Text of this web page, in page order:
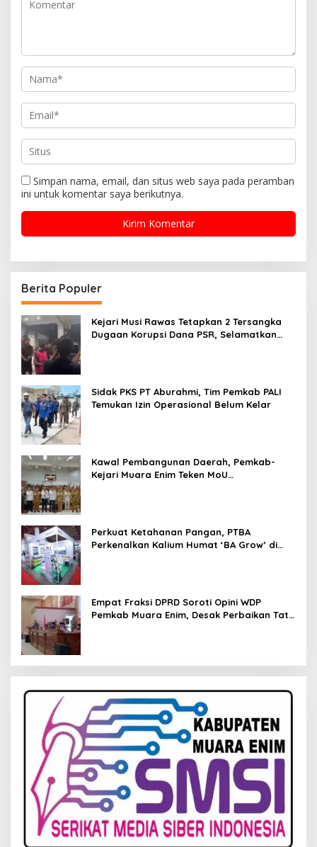
Simpan nama, email, dan situs web saya pada peramban
ini untuk komentar saya berikutnya.
Berita Populer
Kejari Musi Rawas Tetapkan 2 Tersangka
Dugaan Korupsi Dana PSR, Selamatkan
Sidak PKS PT Aburahmi, Tim Pemkab PALI
Temukan Izin Operasional Belum Kelar
Kawal Pembangunan Daerah, Pemkab-
Kejari Muara Enim Teken MoU
Perkuat Ketahanan Pangan, PTBA
Perkenalkan Kalium Humat ‘BA Grow’ di
Empat Fraksi DPRD Soroti Opini WDP
Pemkab Muara Enim, Desak Perbaikan Tata